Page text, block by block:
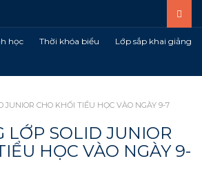
học Thời khóa biểu
Lớp sắp khai giảng
JUNIOR CHO KHỐI TIỂU HỌC VÀO NGÀY 9-7
LỚP SOLID JUNIOR
HỌC VÀO NGÀY 9-